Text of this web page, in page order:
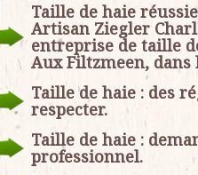
Taille de haie
Artisan Ziegler
entreprise de taille
Aux Filtzmeen, dans
Taille de haie : des
respecter.
Taille de haie :
professionnel.